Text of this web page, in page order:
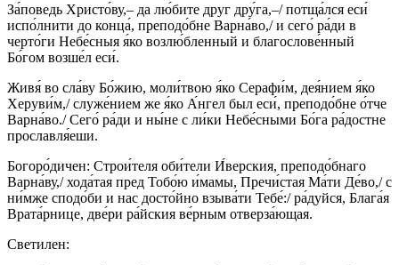
За́поведь Христо́ву,– да лю́бите друг дру́га,–/ потща́лся еси́
испо́лнити до конца́, преподо́бне Варна́во,/ и сего́ ра́ди в
черто́ги Небе́сныя я́ко возлю́бленный и благослове́нный
Бо́гом возше́л еси́.
Живя́ во сла́ву Бо́жию, моли́твою я́ко Серафи́м, дея́нием я́ко
Херуви́м,/ служе́нием же я́ко А́нгел был еси́, преподо́бне о́тче
Варна́во./ Сего́ ра́ди и ны́не с ли́ки Небе́сными Бо́га ра́достне
прославля́еши.
Богоро́дичен: Строи́теля оби́тели И́верския, преподо́бнаго
Варна́ву,/ хода́тая пред Тобо́ю и́мамы, Пречи́стая Ма́ти Де́во,/ с
ни́мже сподо́би и нас досто́йно взыва́ти Тебе́:/ ра́дуйся, Блага́я
Врата́рнице, две́ри ра́йския ве́рным отверза́ющая.
Светилен: